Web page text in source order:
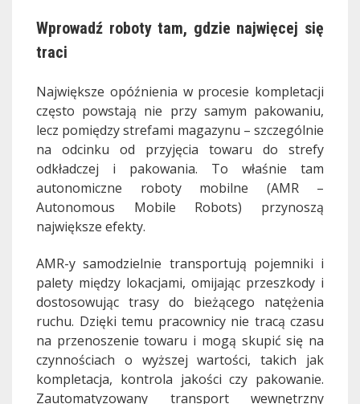
Wprowadź roboty tam, gdzie najwięcej się
traci
Największe opóźnienia w procesie kompletacji
często powstają nie przy samym pakowaniu,
lecz pomiędzy strefami magazynu – szczególnie
na odcinku od przyjęcia towaru do strefy
odkładczej i pakowania. To właśnie tam
autonomiczne roboty mobilne (AMR –
Autonomous Mobile Robots) przynoszą
największe efekty.
AMR-y samodzielnie transportują pojemniki i
palety między lokacjami, omijając przeszkody i
dostosowując trasy do bieżącego natężenia
ruchu. Dzięki temu pracownicy nie tracą czasu
na przenoszenie towaru i mogą skupić się na
czynnościach o wyższej wartości, takich jak
kompletacja, kontrola jakości czy pakowanie.
Zautomatyzowany transport wewnętrzny